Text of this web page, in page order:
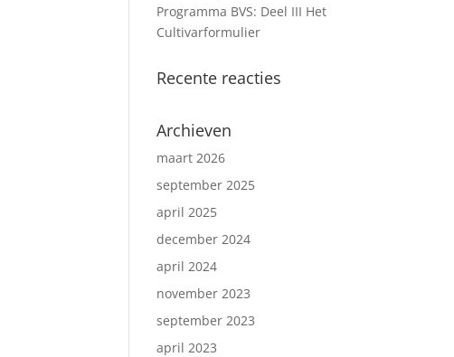
Programma BVS: Deel III Het
Cultivarformulier
Recente reacties
Archieven
maart 2026
september 2025
april 2025
december 2024
april 2024
november 2023
september 2023
april 2023